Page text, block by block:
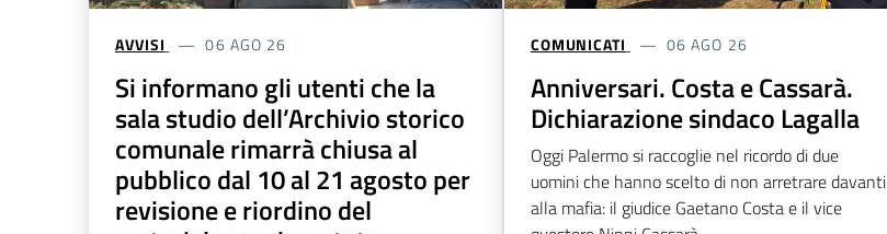
AVVISI 06 AGO 26
Si informano gli utenti che la
sala studio dell’Archivio storico
comunale rimarrà chiusa al
pubblico dal 10 al 21 agosto per
revisione e riordino del
COMUNICATI 06 AGO 26
Anniversari. Costa e Cassarà.
Dichiarazione sindaco Lagalla
Oggi Palermo si raccoglie nel ricordo di due
uomini che hanno scelto di non arretrare davanti
alla mafia: il giudice Gaetano Costa e il vice